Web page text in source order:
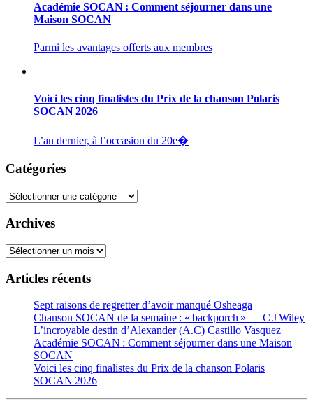
Académie SOCAN : Comment séjourner dans une
Maison SOCAN
Parmi les avantages offerts aux membres
Voici les cinq finalistes du Prix de la chanson Polaris
SOCAN 2026
L’an dernier, à l’occasion du 20e�
Catégories
Catégories
Archives
Archives
Articles récents
Sept raisons de regretter d’avoir manqué Osheaga
Chanson SOCAN de la semaine : « backporch » — C J Wiley
L’incroyable destin d’Alexander (A.C) Castillo Vasquez
Académie SOCAN : Comment séjourner dans une Maison
SOCAN
Voici les cinq finalistes du Prix de la chanson Polaris
SOCAN 2026